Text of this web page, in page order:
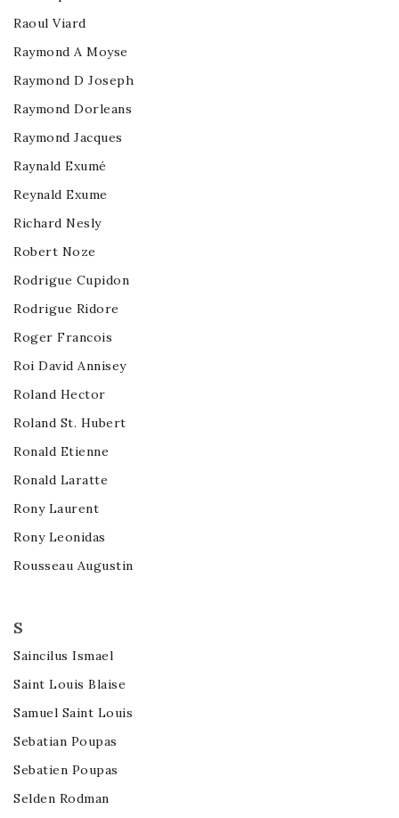
Raoul Viard
Raymond A Moyse
Raymond D Joseph
Raymond Dorleans
Raymond Jacques
Raynald Exumé
Reynald Exume
Richard Nesly
Robert Noze
Rodrigue Cupidon
Rodrigue Ridore
Roger Francois
Roi David Annisey
Roland Hector
Roland St. Hubert
Ronald Etienne
Ronald Laratte
Rony Laurent
Rony Leonidas
Rousseau Augustin
S
Saincilus Ismael
Saint Louis Blaise
Samuel Saint Louis
Sebatian Poupas
Sebatien Poupas
Selden Rodman